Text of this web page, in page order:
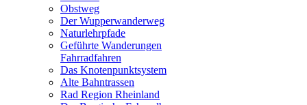
Obstweg
Der Wupperwanderweg
Naturlehrpfade
Geführte Wanderungen
Fahrradfahren
Das Knotenpunktsystem
Alte Bahntrassen
Rad Region Rheinland